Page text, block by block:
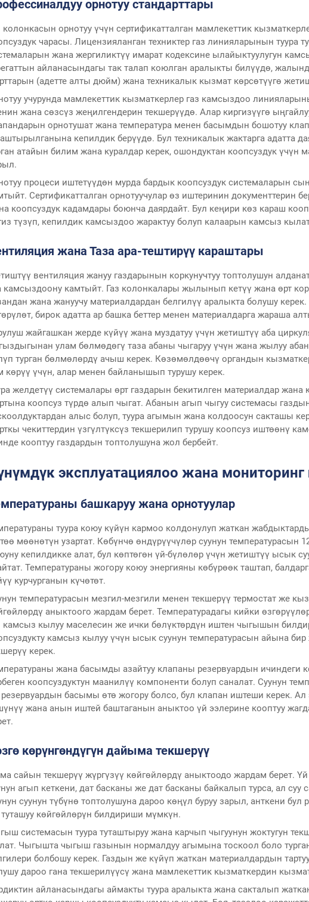
орнотуу стандарттары
колонкасын орнотуу үчүн сертификатталган мамлекеттик
чарасы. Лицензияланган техниктер газ линияларынын
жана жергиликтүү имарат кодексине ылайыктуулугун
айланасындагы так талап коюлган аралыкты билүүдө,
(адетте алты дюйм) жана техникалык кызмат көрсөтүүгө
учурунда мамлекеттик кызматкерлер газ камсыздоо
жана сөзсүз жеңилгендерин текшерүүдө. Алар киргизүүгө
орнотушат жана температура менен басымдын бошотуу
кепилдик берүүдө. Бул техникалык жактарга адатта
атайын билим жана куралдар керек, ошондуктан коопсуздук үчүн
процеси иштетүүдөн мурда бардык коопсуздук системаларын
Сертификатталган орнотуучулар өз иштеринин документтерин
коопсуздук кадамдары боюнча даярдайт. Бул кеңири көз караш
түзүп, кепилдик камсыздоо жарактуу болуп калаарын камсыз
жана Таза ара-тештирүү караштары
вентиляция жануу газдарынын коркунучтуу топтолушун
камсыздоону камтыйт. Газ колонкалары жылынып кетүү жана өрт
жана жануучу материалдардан белгилүү аралыкта болушу
бирок адатта ар башка беттер менен материалдарга жараша
жайгашкан жерде күйүү жана муздатуу үчүн жетиштүү аба
улам бөлмөдөгү таза абаны чыгаруу үчүн жана жылуу
турган бөлмөлөрдү ачыш керек. Көзөмөлдөөчү органдын
көрүү үчүн, алар менен байланышып турушу керек.
желдетүү системалары өрт газдарын бекитилген материалдар
коопсуз түрдө алып чыгат. Абанын агып чыгуу системасы
алыс болуп, туура агымын жана колдоосун сакташы
чекиттердин үзгүлтүксүз текшерилип турушу коопсуз иштөөнү
кооптуу газдардын топтолушуна жол бербейт.
эксплуатациялоо жана мониторинг
башкаруу жана орнотуулар
туура коюу күйүн кармоо колдонулуп жаткан
мөөнөтүн узартат. Көбүнчө өндүрүүчүлөр суунун температурасын
кепилдикке алат, бул көптөгөн үй-бүлөлөр үчүн жетиштүү ысык
Температураны жогору коюу энергияны көбүрөөк таштап,
курчурганын күчөтөт.
температурасын мезгил-мезгили менен текшерүү термостат же
аныктоого жардам берет. Температурадагы кийки
камсыз кылуу маселесин же ички бөлүктөрдүн иштен чыгышын
камсыз кылуу үчүн ысык суунун температурасын айына
керек.
жана басымды азайтуу клапаны резервуардын ичиндеги
коопсуздуктун маанилүү компоненти болуп саналат. Суунун
басымы өтө жогору болсо, бул клапан иштеши керек.
жана анын иштей баштаганын аныктоо үй ээлерине кооптуу
көрүнгөндүгүн дайыма текшерүү
сайын текшерүү жүргүзүү көйгөйлөрдү аныктоодо жардам берет.
агып кеткени, дат басканы же дат басканы байкалып турса, ал суу
суунун түбүнө топтолушуна дароо көңүл буруу зарыл, анткени бул
көйгөйлөрүн билдириши мүмкүн.
системасын туура туташтыруу жана карчып чыгуунун жоктугун
Чыгышта чыгыш газынын нормалдуу агымына тоскоол боло
болбошу керек. Газдын же күйүп жаткан материалдардын
дароо гана текшерилүүсү жана мамлекеттик кызматкердин
айланасындагы аймакты туура аралыкта жана сакталып